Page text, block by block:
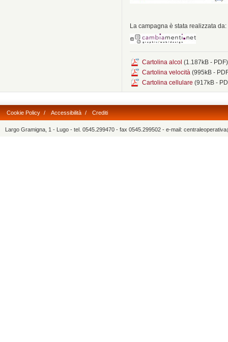
La campagna è stata realizzata da:
Cartolina alcol (1.187kB - PDF)
Cartolina velocità (995kB -
Cartolina cellulare (917kB -
Cookie Policy / Accessibilità / Crediti
Largo Gramigna, 1 - Lugo - tel. 0545.299470 - fax 0545.299502 - e-mail: